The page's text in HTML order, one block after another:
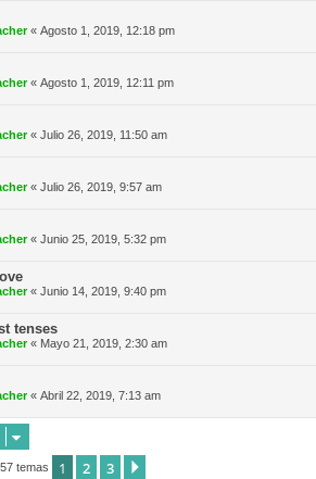
« Agosto 1, 2019, 12:18 pm
« Agosto 1, 2019, 12:11 pm
« Julio 26, 2019, 11:50 am
« Julio 26, 2019, 9:57 am
« Junio 25, 2019, 5:32 pm
« Junio 14, 2019, 9:40 pm
tenses
« Mayo 21, 2019, 2:30 am
« Abril 22, 2019, 7:13 am
57 temas 1 2 3